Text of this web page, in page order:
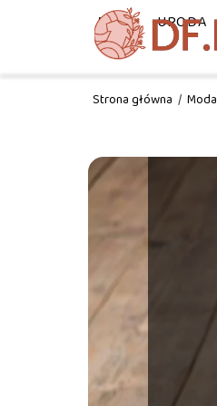
MODA URODA
Strona główna / Moda